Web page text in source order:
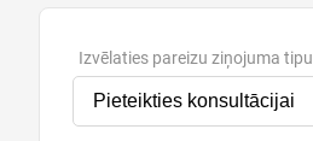
Izvēlaties pareizu ziņojuma